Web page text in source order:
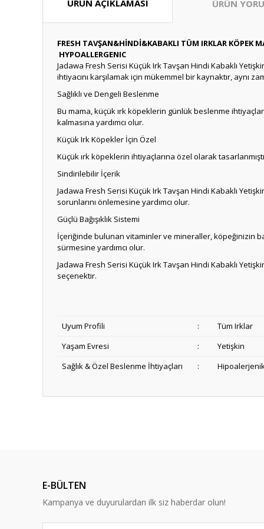
ÜRÜN AÇIKLAMASI ÜRÜN
FRESH TAVŞAN&HİNDİ&KABAKLI TÜM IRKLAR KÖPEK
HYPOALLERGENIC
Jadawa Fresh Serisi Küçük Irk Tavşan Hindi Kabaklı
ihtiyacını karşılamak için mükemmel bir kaynaktır, aynı
Sağlıklı ve Dengeli Beslenme
Bu mama, küçük ırk köpeklerin günlük beslenme
kalmasına yardımcı olur.
Küçük Irk Köpekler İçin Özel
Küçük ırk köpeklerin ihtiyaçlarına özel olarak
Sindirilebilir İçerik
Jadawa Fresh Serisi Küçük Irk Tavşan Hindi Kabaklı
sorunlarını önlemesine yardımcı olur.
Güçlü Bağışıklık Sistemi
İçeriğinde bulunan vitaminler ve mineraller, köpeğinizin
sürmesine yardımcı olur.
Jadawa Fresh Serisi Küçük Irk Tavşan Hindi Kabaklı
seçenektir.
Uyum Profili :
Tüm Irklar
Yaşam Evresi
:
Yetişkin
Sağlık & Özel Beslenme İhtiyaçları
:
Y... A... | 10/09/2023
Deneyimini Paylaş
E-BÜLTEN
Kampanya ve duyurulardan ilk siz haberdar olun!